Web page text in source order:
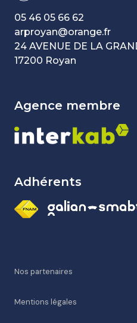
05 46 05 66 62
arproyan@orange.fr
24 AVENUE DE LA
17200 Royan
agence membre
Adhérents
Nos partenaires
Mentions légales